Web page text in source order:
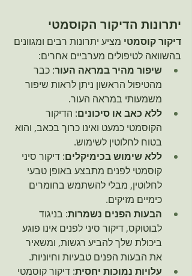
יתרונות הדיקור הקוסמטי
דיקור קוסמטי מציע יתרונות רבים ומגוונים
בהשוואה לטיפולים מערביים אחרים:
שיפור מהיר במראה העור: כבר
מהטיפול הראשון ניתן לראות שיפור
משמעותי במראה העור.
ללא כאב או סיכונים: הדיקור
הקוסמטי כמעט ואינו כרוך בכאב, והוא
בטוח לחלוטין לשימוש.
ללא שימוש בכימיקלים: דיקור סיני
קוסמטי לפנים מתבצע באופן טבעי
לחלוטין, מבלי להשתמש בחומרים
כימיים מזיקים.
הבעות הפנים נשמרות: בניגוד
לבוטוקס, דיקור סיני לפנים אינו פוגע
ביכולת שלך להביע רגשות, ומשאיר
את הבעות הפנים טבעיות וחיוניות.
עלויות נמוכות יחסית: דיקור קוסמטי